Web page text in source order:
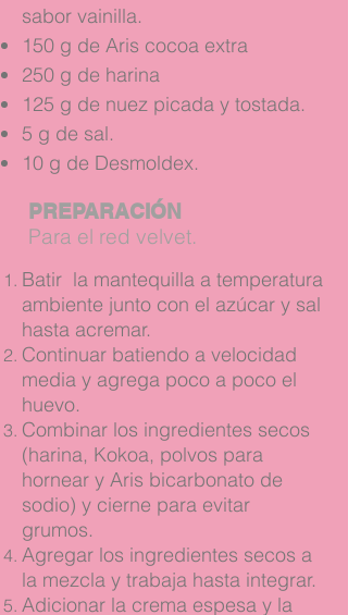
sabor vainilla.
150 g de Aris cocoa extra
250 g de harina
125 g de nuez picada y tostada.
5 g de sal.
10 g de Desmoldex.
PREPARACIÓN
Para el red velvet.
Batir la mantequilla a temperatura
ambiente junto con el azúcar y sal
hasta acremar.
Continuar batiendo a velocidad
media y agrega poco a poco el
huevo.
Combinar los ingredientes secos
(harina, Kokoa, polvos para
hornear y Aris bicarbonato de
sodio) y cierne para evitar
grumos.
Agregar los ingredientes secos a
la mezcla y trabaja hasta integrar.
Adicionar la crema espesa y la